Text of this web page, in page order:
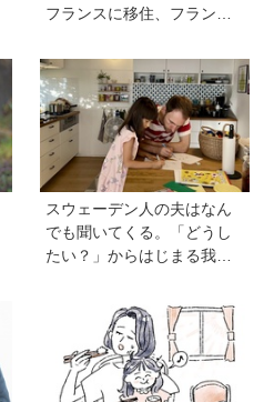
フランスに移住、フランス
りがたみ【vol.13】
スウェーデン人の夫はなん
でも聞いてくる。「どうし
たい？」からはじまる我が